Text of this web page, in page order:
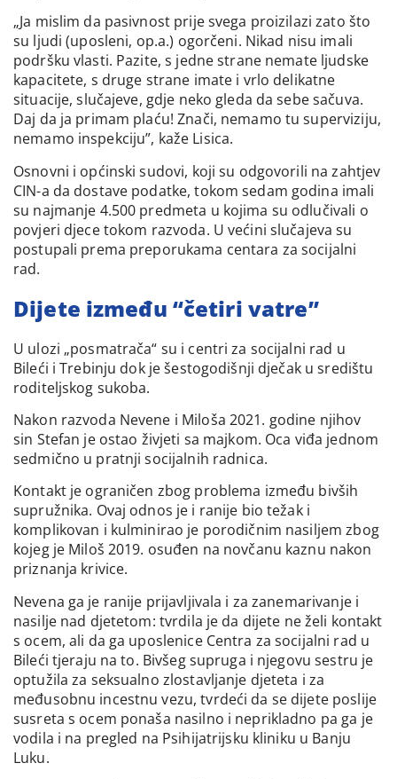
„Ja mislim da pasivnost prije svega proizilazi zato što
su ljudi (uposleni, op.a.) ogorčeni. Nikad nisu imali
podršku vlasti. Pazite, s jedne strane nemate ljudske
kapacitete, s druge strane imate i vrlo delikatne
situacije, slučajeve, gdje neko gleda da sebe sačuva.
Daj da ja primam plaću! Znači, nemamo tu superviziju,
nemamo inspekciju”, kaže Lisica.
Osnovni i općinski sudovi, koji su odgovorili na zahtjev
CIN-a da dostave podatke, tokom sedam godina imali
su najmanje 4.500 predmeta u kojima su odlučivali o
povjeri djece tokom razvoda. U većini slučajeva su
postupali prema preporukama centara za socijalni
rad.
Dijete između “četiri vatre”
U ulozi „posmatrača“ su i centri za socijalni rad u
Bileći i Trebinju dok je šestogodišnji dječak u središtu
roditeljskog sukoba.
Nakon razvoda Nevene i Miloša 2021. godine njihov
sin Stefan je ostao živjeti sa majkom. Oca viđa jednom
sedmično u pratnji socijalnih radnica.
Kontakt je ograničen zbog problema između bivših
supružnika. Ovaj odnos je i ranije bio težak i
komplikovan i kulminirao je porodičnim nasiljem zbog
kojeg je Miloš 2019. osuđen na novčanu kaznu nakon
priznanja krivice.
Nevena ga je ranije prijavljivala i za zanemarivanje i
nasilje nad djetetom: tvrdila je da dijete ne želi kontakt
s ocem, ali da ga uposlenice Centra za socijalni rad u
Bileći tjeraju na to. Bivšeg supruga i njegovu sestru je
optužila za seksualno zlostavljanje djeteta i za
međusobnu incestnu vezu, tvrdeći da se dijete poslije
susreta s ocem ponaša nasilno i neprikladno pa ga je
vodila i na pregled na Psihijatrijsku kliniku u Banju
Luku.